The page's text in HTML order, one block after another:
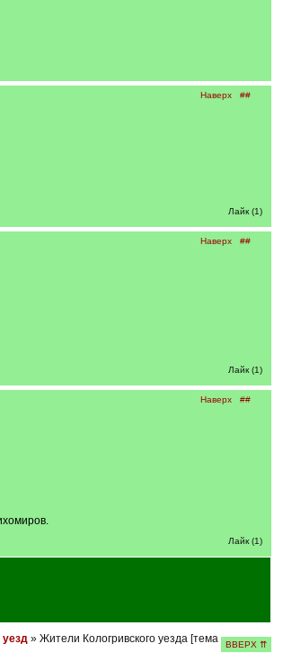
Наверх ##
Лайк (1)
Наверх ##
Лайк (1)
Наверх ##
Лайк (1)
уезд» Жители Кологривского уезда [тема
ВВЕРХ ⇈